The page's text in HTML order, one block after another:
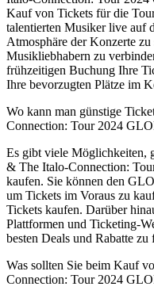
Kauf von Tickets für die
talentierten Musiker live auf
Atmosphäre der Konzerte
Musikliebhabern zu
frühzeitigen Buchung Ihre
Ihre bevorzugten Plätze im
Wo kann man günstige
Connection: Tour 2024
Es gibt viele Möglichkeiten,
& The Italo-Connection:
kaufen. Sie können den
um Tickets im Voraus zu
Tickets kaufen. Darüber
Plattformen und Ticketing-
besten Deals und Rabatte zu
Was sollten Sie beim Kauf
Connection: Tour 2024